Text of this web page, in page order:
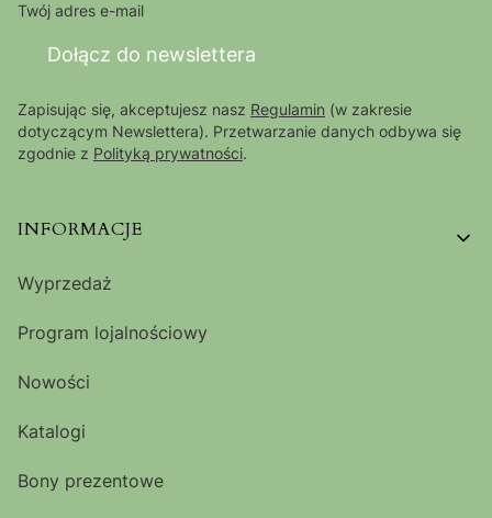
Twój adres e-mail
Dołącz do newslettera
Zapisując się, akceptujesz nasz Regulamin (w zakresie
dotyczącym Newslettera). Przetwarzanie danych odbywa się
zgodnie z Polityką prywatności.
Linki w stopce
INFORMACJE
Wyprzedaż
Program lojalnościowy
Nowości
Katalogi
Bony prezentowe